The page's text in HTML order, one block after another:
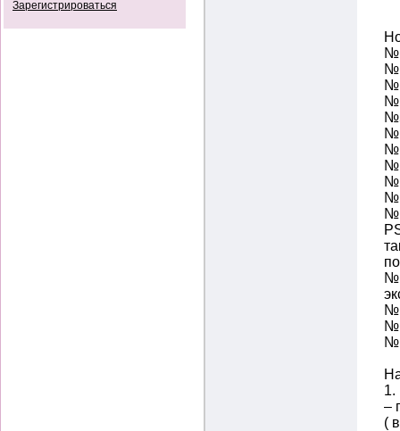
Зарегистрироваться
№
№
№
№
№
№
№
№
№
№
№
№
№
№
1.
–
(